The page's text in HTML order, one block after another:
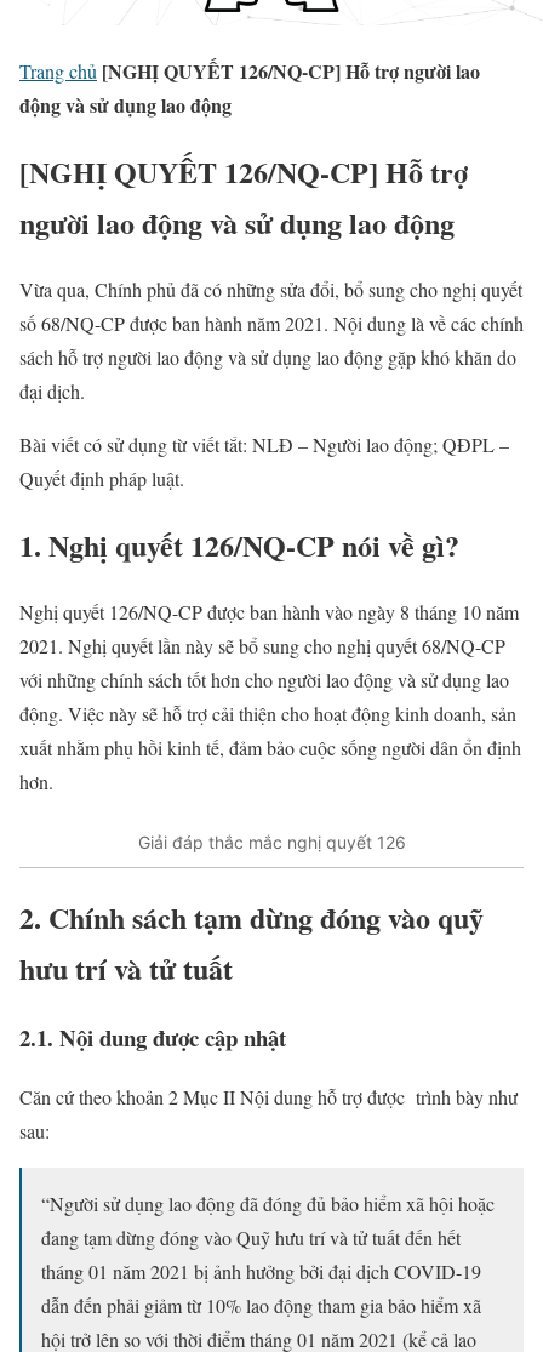
Trang chủ [NGHỊ QUYẾT 126/NQ-CP] Hỗ trợ người lao
động và sử dụng lao động
[NGHỊ QUYẾT 126/NQ-CP] Hỗ trợ
người lao động và sử dụng lao động
Vừa qua, Chính phủ đã có những sửa đổi, bổ sung cho nghị quyết
số 68/NQ-CP được ban hành năm 2021. Nội dung là về các chính
sách hỗ trợ người lao động và sử dụng lao động gặp khó khăn do
đại dịch.
Bài viết có sử dụng từ viết tắt: NLĐ – Người lao động; QĐPL –
Quyết định pháp luật.
1. Nghị quyết 126/NQ-CP nói về gì?
Nghị quyết 126/NQ-CP được ban hành vào ngày 8 tháng 10 năm
2021. Nghị quyết lần này sẽ bổ sung cho nghị quyết 68/NQ-CP
với những chính sách tốt hơn cho người lao động và sử dụng lao
động. Việc này sẽ hỗ trợ cải thiện cho hoạt động kinh doanh, sản
xuất nhằm phụ hồi kinh tế, đảm bảo cuộc sống người dân ổn định
hơn.
Giải đáp thắc mắc nghị quyết 126
2. Chính sách tạm dừng đóng vào quỹ
hưu trí và tử tuất
2.1. Nội dung được cập nhật
Căn cứ theo khoản 2 Mục II Nội dung hỗ trợ được trình bày như
sau:
“Người sử dụng lao động đã đóng đủ bảo hiểm xã hội hoặc
đang tạm dừng đóng vào Quỹ hưu trí và tử tuất đến hết
tháng 01 năm 2021 bị ảnh hưởng bởi đại dịch COVID-19
dẫn đến phải giảm từ 10% lao động tham gia bảo hiểm xã
hội trở lên so với thời điểm tháng 01 năm 2021 (kể cả lao